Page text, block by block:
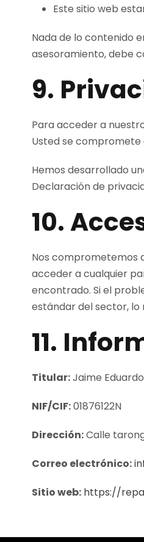
Este sitio web
Nada de lo contenido
asesoramiento, debe
9.
Para acceder a
Usted se
Hemos desarrollado
Declaración de
10.
Nos comprometemos
acceder a cualquier
encontrado. Si el
estándar del sector,
11.
Titular:Jaime
NIF/CIF:01876122N
Dirección:Calle
Correo electrónico:
Sitio web: https://